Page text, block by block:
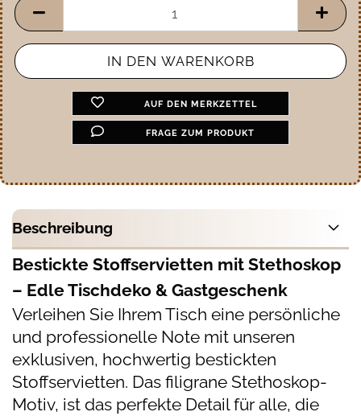
AUF DEN MERKZETTEL
FRAGE ZUM PRODUKT
Beschreibung
Bestickte Stoffservietten mit Stethoskop
– Edle Tischdeko & Gastgeschenk
Verleihen Sie Ihrem Tisch eine persönliche
und professionelle Note mit unseren
exklusiven, hochwertig bestickten
Stoffservietten. Das filigrane Stethoskop-
Motiv, ist das perfekte Detail für alle, die